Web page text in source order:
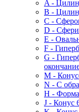
A -
B -
C -
D -
E -
F -
G -
M -
N - С
H -
J - Конус